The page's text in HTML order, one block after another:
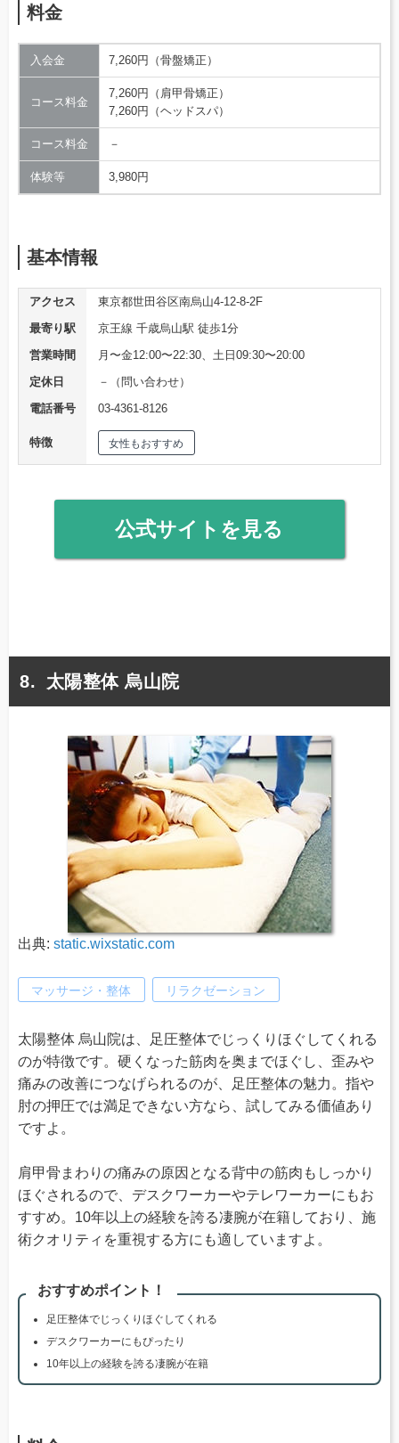
料金
入会金 7,260円（骨盤矯正）
コース料金
7,260円（肩甲骨矯正）
7,260円（ヘッドスパ）
コース料金 －
体験等 3,980円
基本情報
アクセス
東京都世田谷区南烏山4-12-8-2F
最寄り駅
京王線 千歳烏山駅 徒歩1分
営業時間
月〜金12:00〜22:30、土日09:30〜20:00
定休日
－（問い合わせ）
電話番号
03-4361-8126
特徴 女性もおすすめ
公式サイトを見る
太陽整体 烏山院
出典: static.wixstatic.com
マッサージ・整体 リラクゼーション
太陽整体 烏山院は、足圧整体でじっくりほぐしてくれる
のが特徴です。硬くなった筋肉を奥までほぐし、歪みや
痛みの改善につなげられるのが、足圧整体の魅力。指や
肘の押圧では満足できない方なら、試してみる価値あり
ですよ。
肩甲骨まわりの痛みの原因となる背中の筋肉もしっかり
ほぐされるので、デスクワーカーやテレワーカーにもお
すすめ。10年以上の経験を誇る凄腕が在籍しており、施
術クオリティを重視する方にも適していますよ。
おすすめポイント！
足圧整体でじっくりほぐしてくれる
デスクワーカーにもぴったり
10年以上の経験を誇る凄腕が在籍